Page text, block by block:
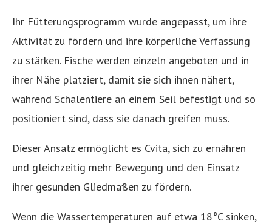
Ihr Fütterungsprogramm wurde angepasst, um ihre
Aktivität zu fördern und ihre körperliche Verfassung
zu stärken. Fische werden einzeln angeboten und in
ihrer Nähe platziert, damit sie sich ihnen nähert,
während Schalentiere an einem Seil befestigt und so
positioniert sind, dass sie danach greifen muss.
Dieser Ansatz ermöglicht es Cvita, sich zu ernähren
und gleichzeitig mehr Bewegung und den Einsatz
ihrer gesunden Gliedmaßen zu fördern.
Wenn die Wassertemperaturen auf etwa 18°C ​​sinken,